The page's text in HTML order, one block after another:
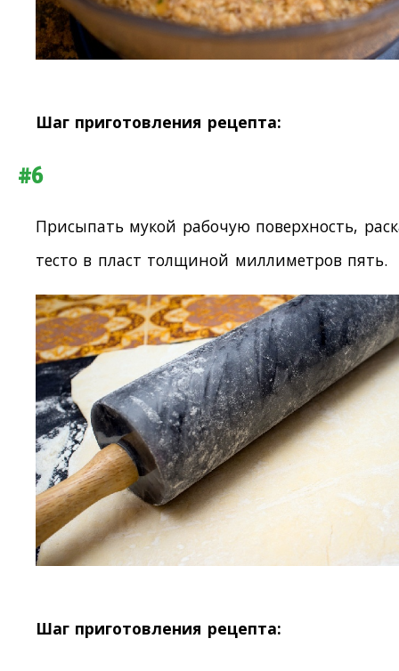
Шаг приготовления рецепта:
#6
Присыпать мукой рабочую поверхность,
тесто в пласт толщиной миллиметров пять.
Шаг приготовления рецепта: